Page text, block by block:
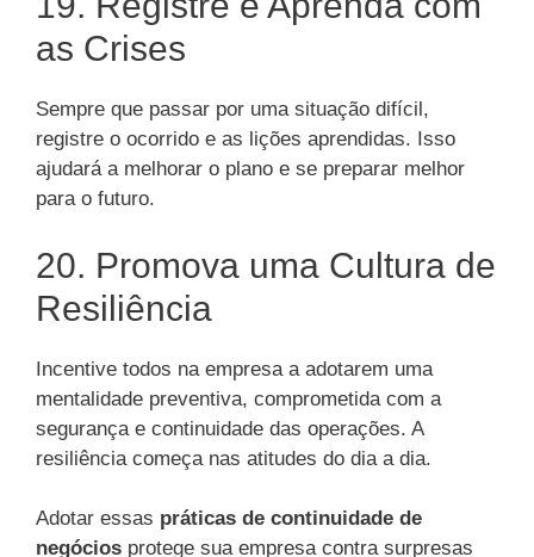
as Crises
Sempre que passar por uma situação difícil,
registre o ocorrido e as lições aprendidas. Isso
ajudará a melhorar o plano e se preparar melhor
para o futuro.
20. Promova uma Cultura de
Resiliência
Incentive todos na empresa a adotarem uma
mentalidade preventiva, comprometida com a
segurança e continuidade das operações. A
resiliência começa nas atitudes do dia a dia.
Adotar essas práticas de continuidade de
negócios protege sua empresa contra surpresas